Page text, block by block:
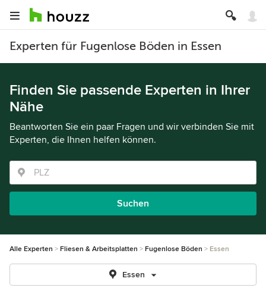
Experten für Fugenlose Böden in Essen
Finden Sie passende Experten in Ihrer
Nähe
Beantworten Sie ein paar Fragen und wir verbinden Sie mit
Experten, die Ihnen helfen können.
Suchen
Alle Experten Fliesen & Arbeitsplatten Fugenlose Böden Essen
Essen